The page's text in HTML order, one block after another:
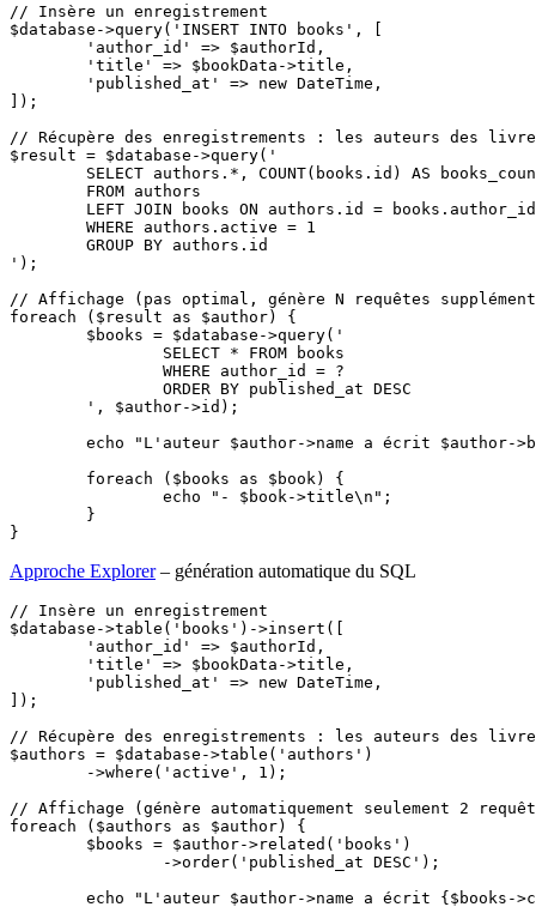
// Insère un enregistrement
$database->query('INSERT INTO books', [
]);
// Récupère des enregistrements : les auteurs des
$result = $database->query('
');
// Affichage (pas optimal, génère N requêtes
foreach ($result as $author) {
Approche Explorer– génération automatique du SQL
// Insère un enregistrement
$database->table('books')->insert([
]);
// Récupère des enregistrements : les auteurs des
$authors = $database->table('authors')
// Affichage (génère automatiquement seulement 2
foreach ($authors as $author) {